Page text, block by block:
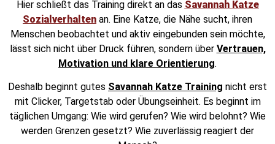
Hier schließt das Training direkt an das Savannah Katze
Sozialverhalten an. Eine Katze, die Nähe sucht, ihren
Menschen beobachtet und aktiv eingebunden sein möchte,
lässt sich nicht über Druck führen, sondern über Vertrauen,
Motivation und klare Orientierung.
Deshalb beginnt gutes Savannah Katze Training nicht erst
mit Clicker, Targetstab oder Übungseinheit. Es beginnt im
täglichen Umgang: Wie wird gerufen? Wie wird belohnt? Wie
werden Grenzen gesetzt? Wie zuverlässig reagiert der